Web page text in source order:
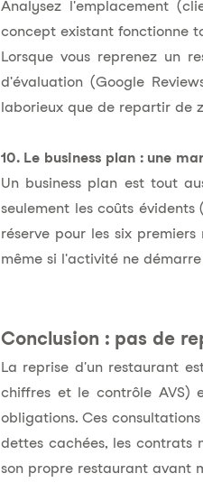
Analysez l'emplacement
concept existant fonctionne
Lorsque vous reprenez un
d'évaluation (Google
laborieux que de repartir de
10. Le business plan : une
Un business plan est tout
seulement les coûts
réserve pour les six
même si l'activité ne
Conclusion : pas de
La reprise d'un restaurant
chiffres et le contrôle
obligations. Ces
dettes cachées, les contrats
son propre restaurant avant